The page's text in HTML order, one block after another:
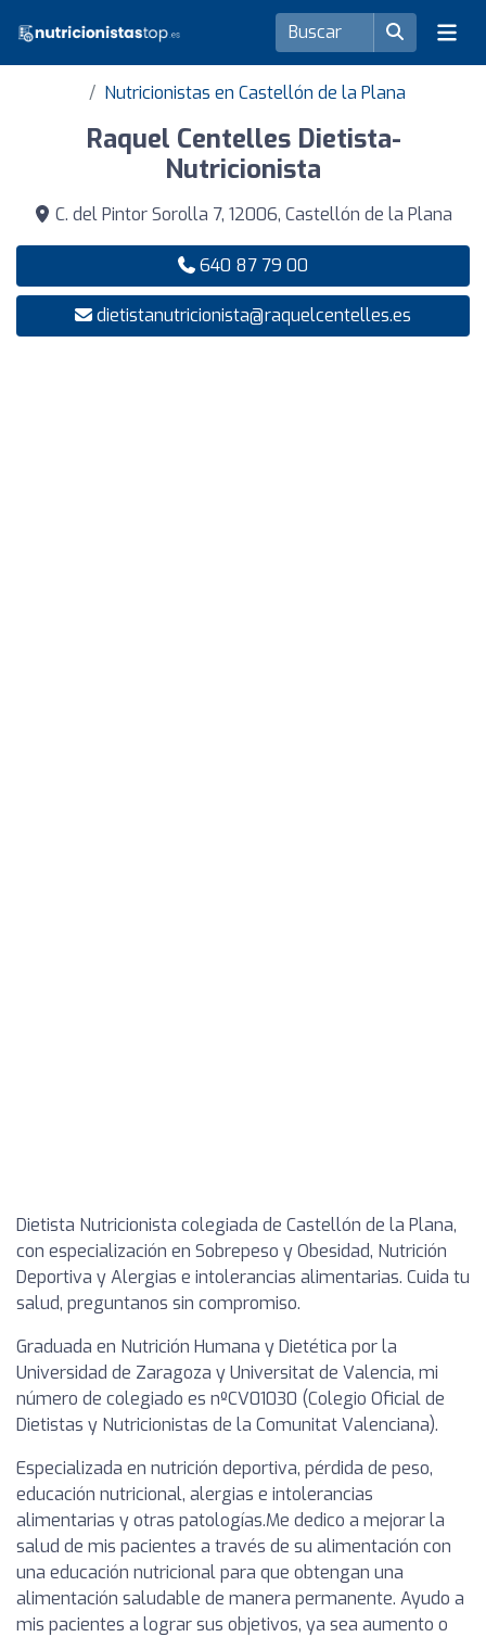
Nutricionistas en Castellón de la Plana
Raquel Centelles Dietista-
Nutricionista
C. del Pintor Sorolla 7, 12006, Castellón de la Plana
640 87 79 00
dietistanutricionista@raquelcentelles.es
Dietista Nutricionista colegiada de Castellón de la Plana,
con especialización en Sobrepeso y Obesidad, Nutrición
Deportiva y Alergias e intolerancias alimentarias. Cuida tu
salud, preguntanos sin compromiso.
Graduada en Nutrición Humana y Dietética por la
Universidad de Zaragoza y Universitat de Valencia, mi
número de colegiado es nºCV01030 (Colegio Oficial de
Dietistas y Nutricionistas de la Comunitat Valenciana).
Especializada en nutrición deportiva, pérdida de peso,
educación nutricional, alergias e intolerancias
alimentarias y otras patologías.Me dedico a mejorar la
salud de mis pacientes a través de su alimentación con
una educación nutricional para que obtengan una
alimentación saludable de manera permanente. Ayudo a
mis pacientes a lograr sus objetivos, ya sea aumento o